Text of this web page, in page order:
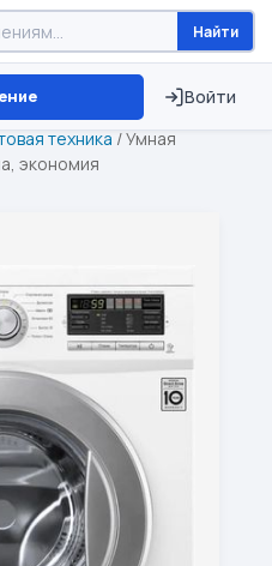
Найти
Войти
⏱ ТОЛЬКО 15 ДНЕЙ
техника /Умная
экономия